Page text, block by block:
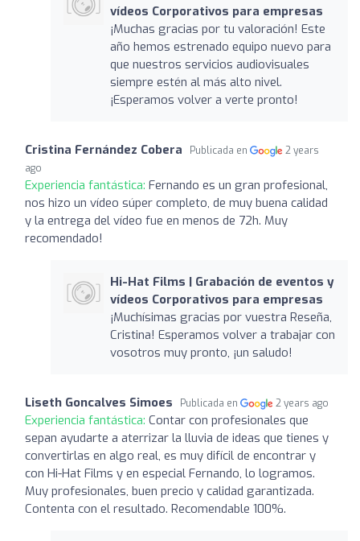
vídeos Corporativos para empresas
¡Muchas gracias por tu valoración! Este
año hemos estrenado equipo nuevo para
que nuestros servicios audiovisuales
siempre estén al más alto nivel.
¡Esperamos volver a verte pronto!
Cristina Fernández Cobera Publicada en
2 years
ago
Experiencia fantástica: Fernando es un gran profesional,
nos hizo un vídeo súper completo, de muy buena calidad
y la entrega del vídeo fue en menos de 72h. Muy
recomendado!
Hi-Hat Films | Grabación de eventos y
vídeos Corporativos para empresas
¡Muchísimas gracias por vuestra Reseña,
Cristina! Esperamos volver a trabajar con
vosotros muy pronto, ¡un saludo!
Liseth Goncalves Simoes Publicada en 2 years ago
Experiencia fantástica: Contar con profesionales que
sepan ayudarte a aterrizar la lluvia de ideas que tienes y
convertirlas en algo real, es muy difícil de encontrar y
con Hi-Hat Films y en especial Fernando, lo logramos.
Muy profesionales, buen precio y calidad garantizada.
Contenta con el resultado. Recomendable 100%.